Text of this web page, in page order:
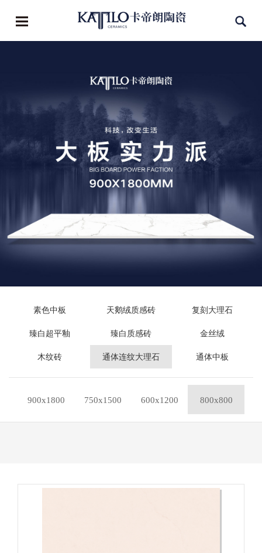
素色中板 天鹅绒质感砖 复刻大理石
臻白超平釉 臻白质感砖 金丝绒
木纹砖 通体连纹大理石 通体中板
900x1800 750x1500 600x1200 800x800